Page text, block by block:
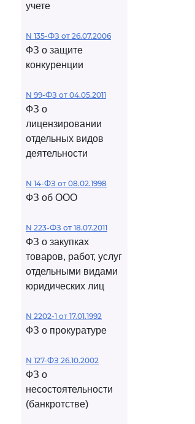
учете
N 135-ФЗ от 26.07.2006
ФЗ о защите
конкуренции
N 99-ФЗ от 04.05.2011
ФЗ о
лицензировании
отдельных видов
деятельности
N 14-ФЗ от 08.02.1998
ФЗ об ООО
N 223-ФЗ от 18.07.2011
ФЗ о закупках
товаров, работ, услуг
отдельными видами
юридических лиц
N 2202-1 от 17.01.1992
ФЗ о прокуратуре
N 127-ФЗ 26.10.2002
ФЗ о
несостоятельности
(банкротстве)